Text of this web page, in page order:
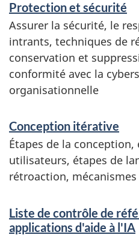
s
e
i
g
n
m
e
n
s
Protection et sécurité
Assurer la sécurité, le
intrants, techniques de
conservation et
conformité avec la
organisationnelle
Conception itérative
Étapes de la conception,
utilisateurs, étapes de
rétroaction,
Liste de contrôle de
applications d'aide à l'IA